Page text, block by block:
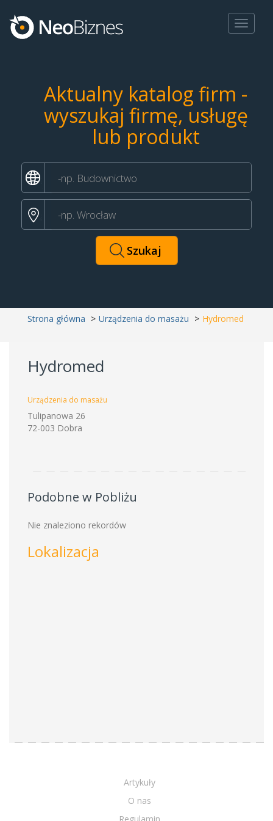
Toggle
Aktualny katalog firm -
wyszukaj firmę, usługę
lub produkt
Strona główna Urządzenia do masażu Hydromed
Hydromed
Urządzenia do masażu
Tulipanowa 26
72-003 Dobra
Podobne w Pobliżu
Nie znaleziono rekordów
Lokalizacja
Artykuły
O nas